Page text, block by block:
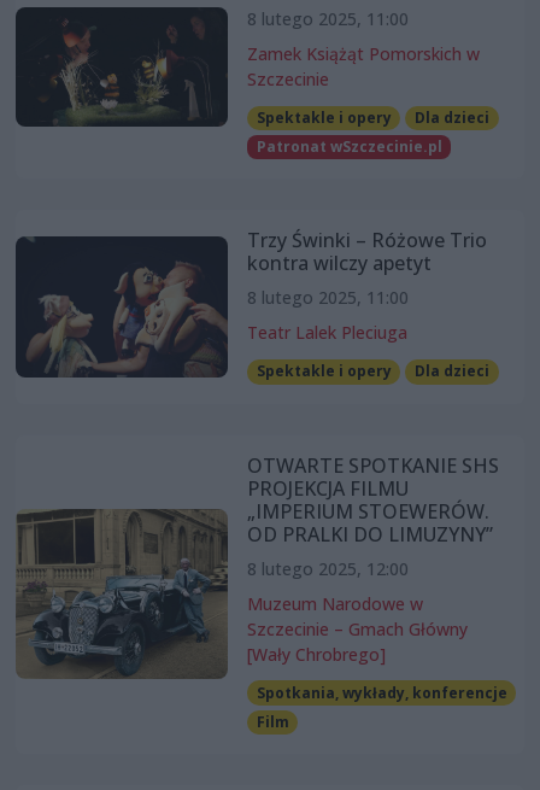
8 lutego 2025, 11:00
Zamek Książąt Pomorskich w
Szczecinie
Spektakle i opery
Dla dzieci
Patronat wSzczecinie.pl
Trzy Świnki – Różowe Trio
kontra wilczy apetyt
8 lutego 2025, 11:00
Teatr Lalek Pleciuga
Spektakle i opery Dla dzieci
OTWARTE SPOTKANIE SHS
PROJEKCJA FILMU
„IMPERIUM STOEWERÓW.
OD PRALKI DO LIMUZYNY”
8 lutego 2025, 12:00
Muzeum Narodowe w
Szczecinie – Gmach Główny
[Wały Chrobrego]
Spotkania, wykłady, konferencje
Film